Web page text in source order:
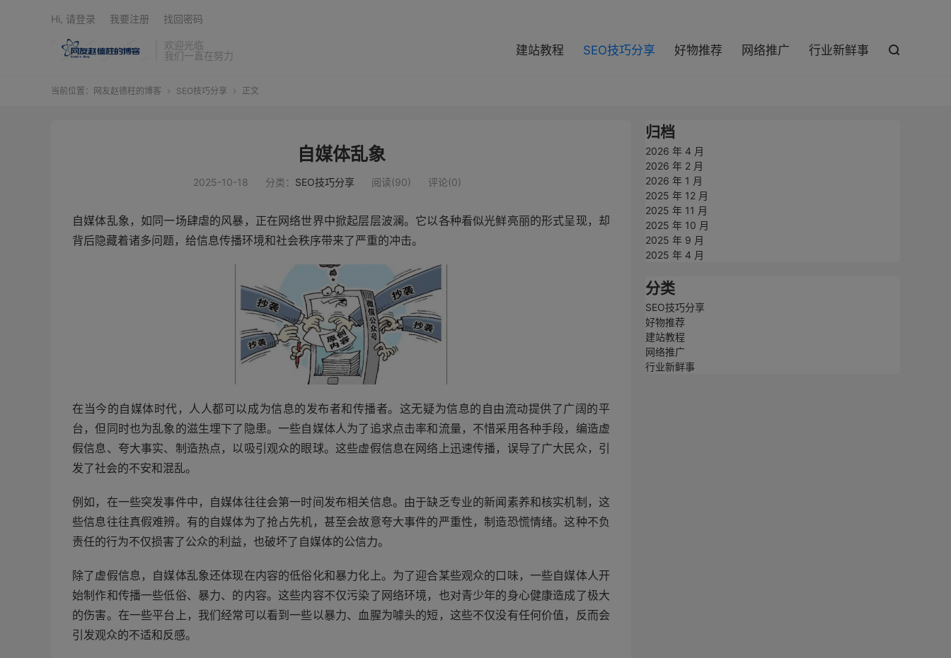
欢迎光临
我们一直在努力
建站教程 SEO技巧分享 好物推荐 网络推广 行业新鲜事 
Hi, 请登录 我要注册 找回密码
当前位置： 网友赵德柱的博客  SEO技巧分享  正文
自媒体乱象
2025-10-18 分类： SEO技巧分享 阅读(90) 评论(0)
自媒体乱象，如同一场肆虐的风暴，正在网络世界中掀起层层波澜。它以各种看似光鲜亮丽的形式呈现，却
背后隐藏着诸多问题，给信息传播环境和社会秩序带来了严重的冲击。
在当今的自媒体时代，人人都可以成为信息的发布者和传播者。这无疑为信息的自由流动提供了广阔的平
台，但同时也为乱象的滋生埋下了隐患。一些自媒体人为了追求点击率和流量，不惜采用各种手段，编造虚
假信息、夸大事实、制造热点，以吸引观众的眼球。这些虚假信息在网络上迅速传播，误导了广大民众，引
发了社会的不安和混乱。
例如，在一些突发事件中，自媒体往往会第一时间发布相关信息。由于缺乏专业的新闻素养和核实机制，这
些信息往往真假难辨。有的自媒体为了抢占先机，甚至会故意夸大事件的严重性，制造恐慌情绪。这种不负
责任的行为不仅损害了公众的利益，也破坏了自媒体的公信力。
除了虚假信息，自媒体乱象还体现在内容的低俗化和暴力化上。为了迎合某些观众的口味，一些自媒体人开
始制作和传播一些低俗、暴力、的内容。这些内容不仅污染了网络环境，也对青少年的身心健康造成了极大
的伤害。在一些平台上，我们经常可以看到一些以暴力、血腥为噱头的短，这些不仅没有任何价值，反而会
引发观众的不适和反感。
归档
2026 年 4 月
2026 年 2 月
2026 年 1 月
2025 年 12 月
2025 年 11 月
2025 年 10 月
2025 年 9 月
2025 年 4 月
分类
SEO技巧分享
好物推荐
建站教程
网络推广
行业新鲜事